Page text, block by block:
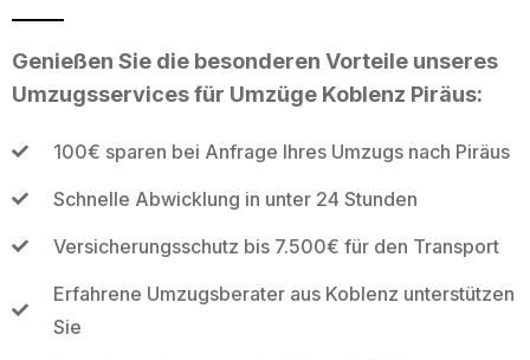
Genießen Sie die besonderen Vorteile unseres
Umzugsservices für Umzüge Koblenz Piräus:
100€ sparen bei Anfrage Ihres Umzugs nach Piräus
Schnelle Abwicklung in unter 24 Stunden
Versicherungsschutz bis 7.500€ für den Transport
Erfahrene Umzugsberater aus Koblenz unterstützen
Sie